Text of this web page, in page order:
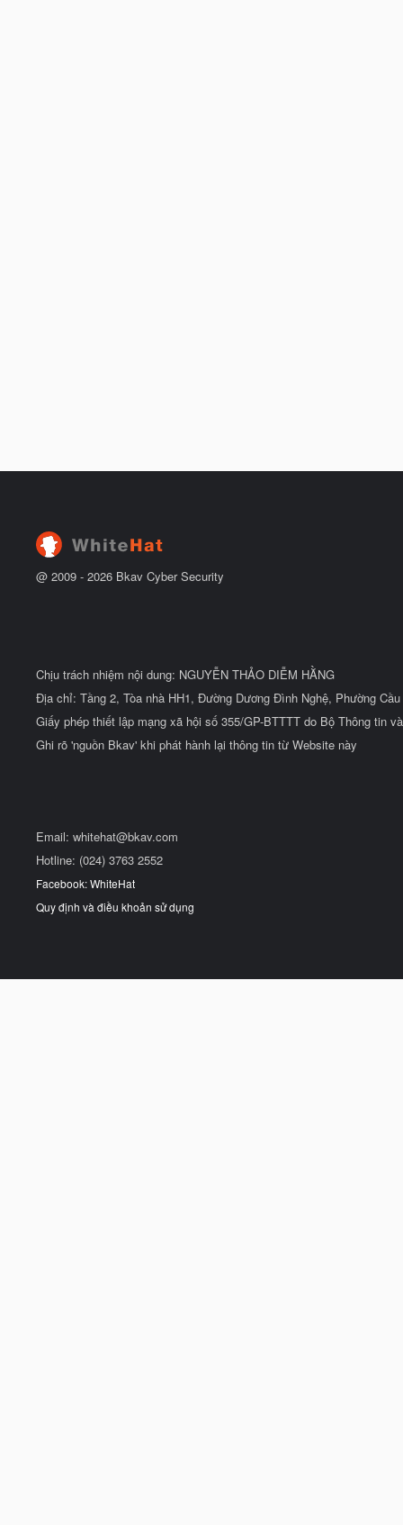
@ 2009 - 2026 Bkav Cyber Security
Chịu trách nhiệm nội dung: NGUYỄN THẢO DIỄM HẰNG
Địa chỉ: Tầng 2, Tòa nhà HH1, Đường Dương Đình Nghệ, Phường
Giấy phép thiết lập mạng xã hội số 355/GP-BTTTT do Bộ Thông tin
Ghi rõ 'nguồn Bkav' khi phát hành lại thông tin từ Website này
Email: whitehat@bkav.com
Hotline: (024) 3763 2552
Facebook: WhiteHat
Quy định và điều khoản sử dụng